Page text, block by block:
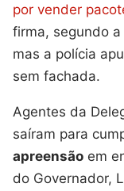
por vender
firma, segundo
mas a polícia
sem fachada.
Agentes da
saíram para
apreensão em
do Governador,